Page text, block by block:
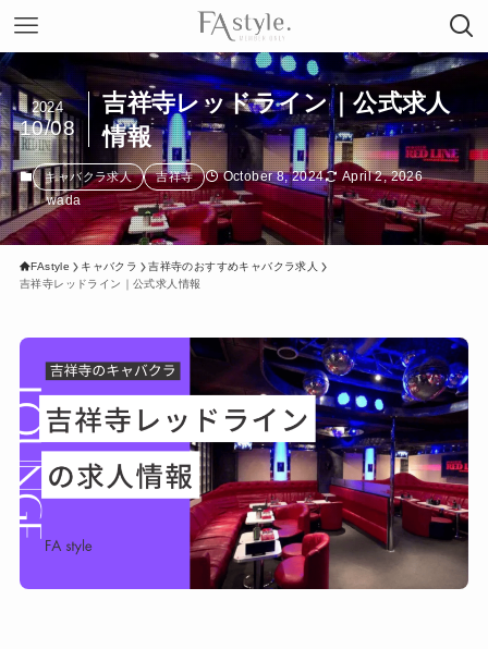
吉祥寺レッドライン｜公式求人
情報
2024
10/08
キャバクラ求人 吉祥寺 October 8, 2024
April 2, 2026
wada
FAstyle キャバクラ
吉祥寺のおすすめキャバクラ求人
吉祥寺レッドライン｜公式求人情報